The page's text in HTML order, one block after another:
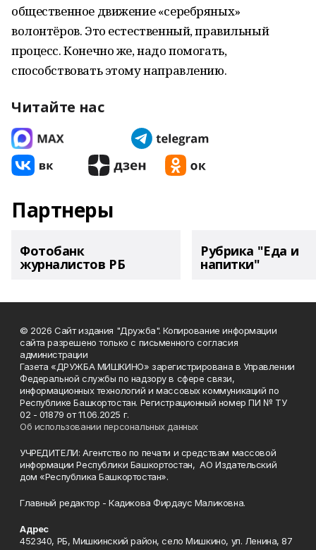
общественное движение «серебряных»
волонтёров. Это естественный, правильный
процесс. Конечно же, надо помогать,
способствовать этому направлению.
Читайте нас
Партнеры
Фотобанк
журналистов РБ
Рубрика "Еда и
напитки"
© 2026 Сайт издания "Дружба". Копирование информации
сайта разрешено только с письменного согласия
администрации
Газета «ДРУЖБА МИШКИНО» зарегистрирована в Управлении
Федеральной службы по надзору в сфере связи,
информационных технологий и массовых коммуникаций по
Республике Башкортостан. Регистрационный номер ПИ № ТУ
02 - 01879 от 11.06.2025 г.
Об использовании персональных данных
УЧРЕДИТЕЛИ: Агентство по печати и средствам массовой
информации Республики Башкортостан, АО Издательский
дом «Республика Башкортостан».
Главный редактор - Кадикова Фирдаус Маликовна.
Адрес
452340, РБ, Мишкинский район, село Мишкино, ул. Ленина, 87